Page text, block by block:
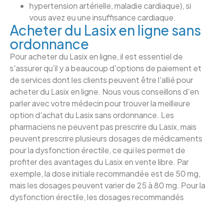
hypertension artérielle, maladie cardiaque), si
vous avez eu une insuffisance cardiaque.
Acheter du Lasix en ligne sans
ordonnance
Pour acheter du Lasix en ligne, il est essentiel de
s'assurer qu'il y a beaucoup d'options de paiement et
de services dont les clients peuvent être l'allié pour
acheter du Lasix en ligne. Nous vous conseillons d'en
parler avec votre médecin pour trouver la meilleure
option d'achat du Lasix sans ordonnance. Les
pharmaciens ne peuvent pas prescrire du Lasix, mais
peuvent prescrire plusieurs dosages de médicaments
pour la dysfonction érectile, ce qui les permet de
profiter des avantages du Lasix en vente libre. Par
exemple, la dose initiale recommandée est de 50 mg,
mais les dosages peuvent varier de 25 à 80 mg. Pour la
dysfonction érectile, les dosages recommandés